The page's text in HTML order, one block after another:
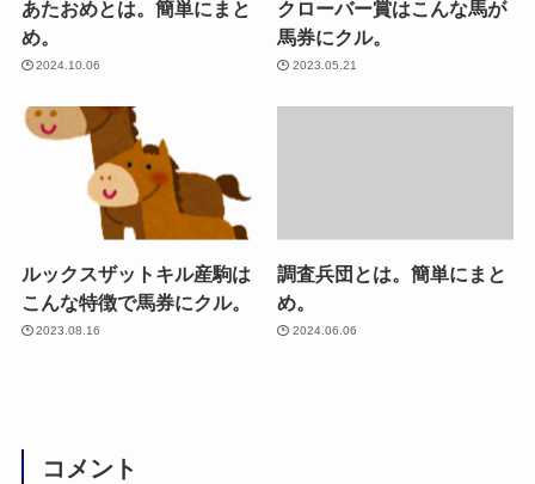
あたおめとは。簡単にまと
め。
2024.10.06
クローバー賞はこんな馬が
馬券にクル。
2023.05.21
ルックスザットキル産駒は
こんな特徴で馬券にクル。
2023.08.16
調査兵団とは。簡単にまと
め。
2024.06.06
コメント